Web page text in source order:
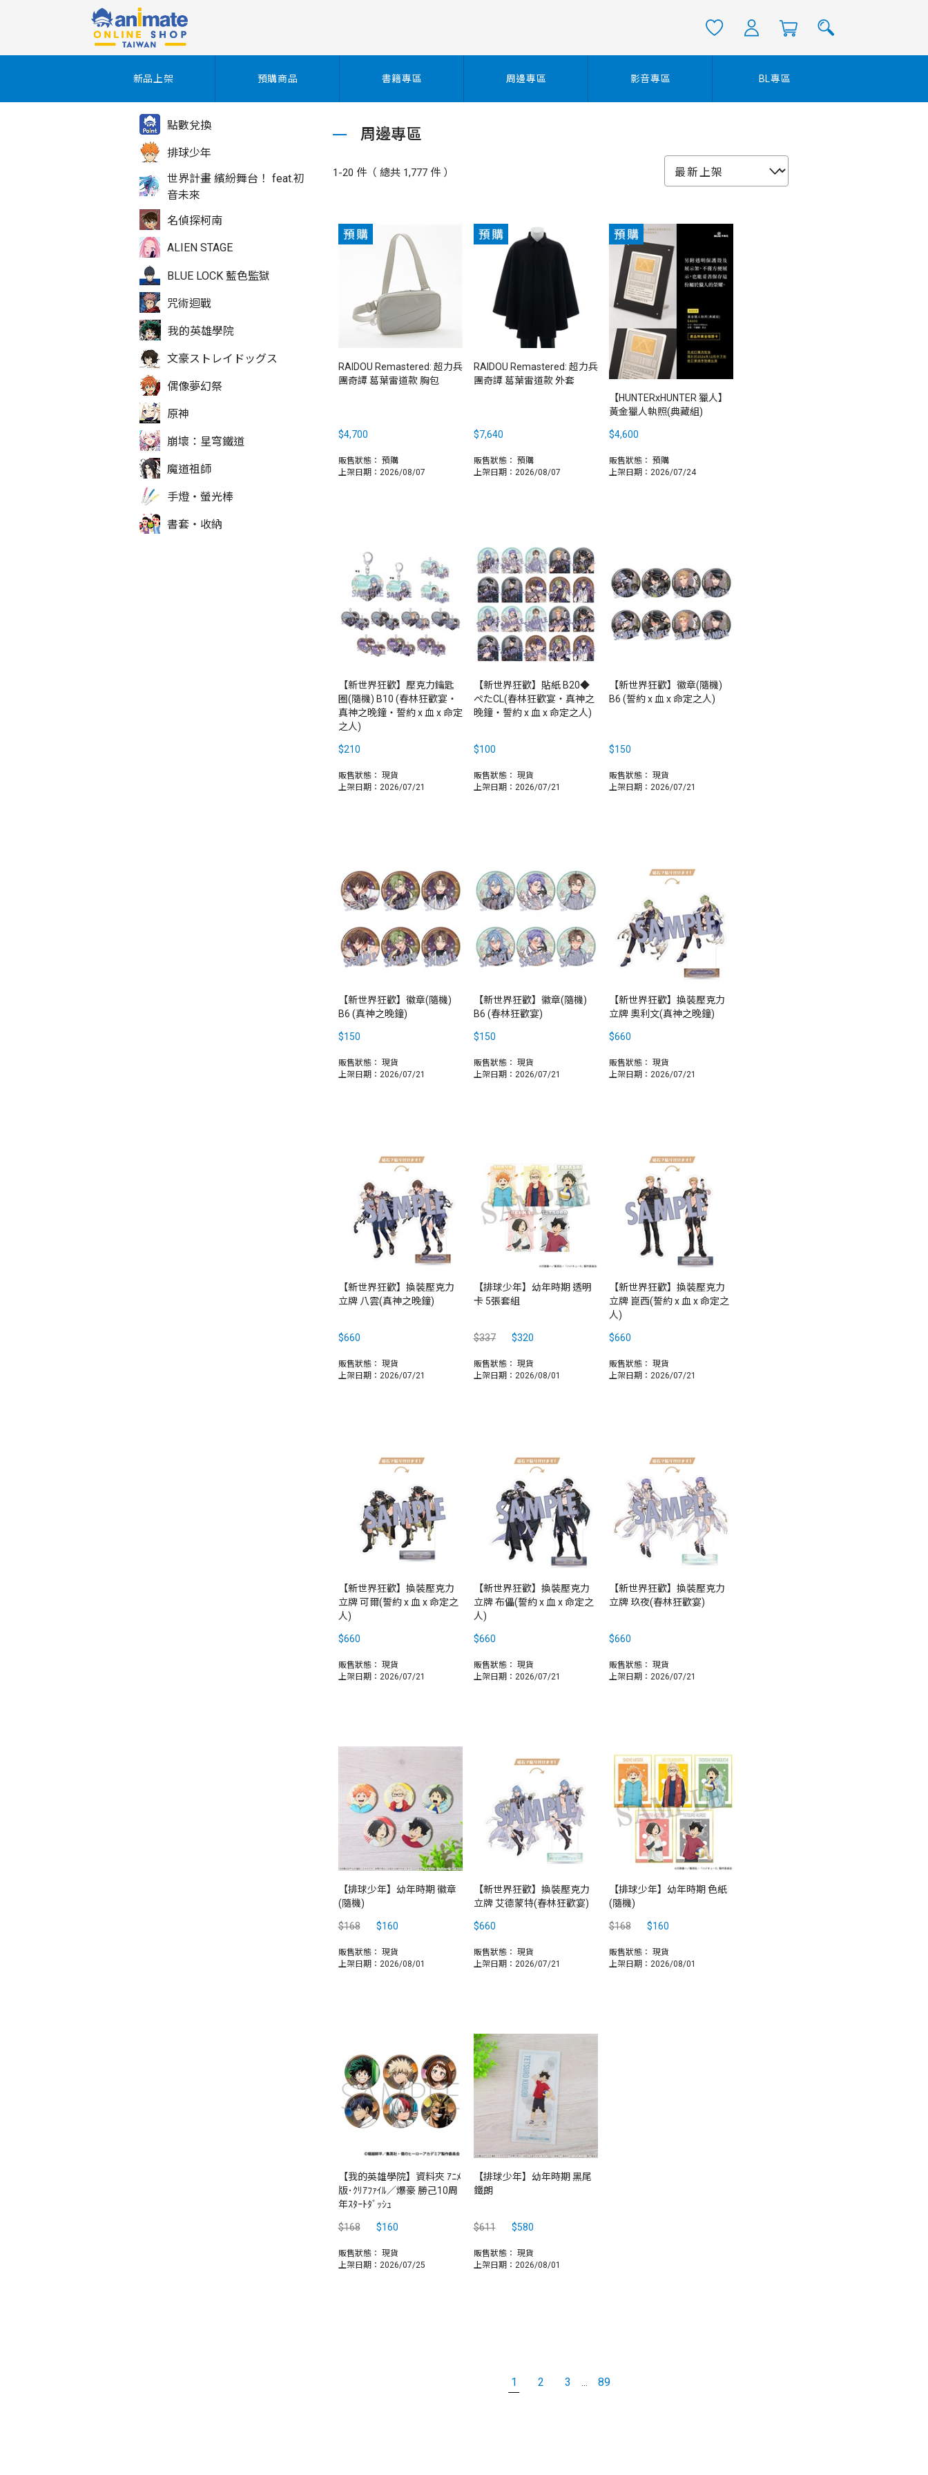
點數兌換
排球少年
世界計畫 繽紛舞台！ feat.初
音未來
名偵探柯南
ALIEN STAGE
BLUE LOCK 藍色監獄
咒術迴戰
我的英雄學院
文豪ストレイドッグス
偶像夢幻祭
原神
崩壞：星穹鐵道
魔道祖師
手燈‧螢光棒
書套‧收納
新品上架 預購商品 書籍專區 周邊專區 影音專區 BL專區
周邊專區
1-20 件（ 總共 1,777 件 ）
RAIDOU Remastered: 超力兵
團奇譚 葛葉雷道款 胸包
$4,700
販售狀態： 預購
上架日期：2026/08/07
RAIDOU Remastered: 超力兵
團奇譚 葛葉雷道款 外套
$7,640
販售狀態： 預購
上架日期：2026/08/07
【HUNTERxHUNTER 獵人】
黃金獵人執照(典藏組)
$4,600
販售狀態： 預購
上架日期：2026/07/24
【新世界狂歡】壓克力鑰匙
圈(隨機) B10 (春林狂歡宴‧
真神之晚鐘‧誓約 x 血 x 命定
之人)
$210
販售狀態： 現貨
上架日期：2026/07/21
【新世界狂歡】貼紙 B20◆
ぺたCL(春林狂歡宴‧真神之
晚鐘‧誓約 x 血 x 命定之人)
$100
販售狀態： 現貨
上架日期：2026/07/21
【新世界狂歡】徽章(隨機)
B6 (誓約 x 血 x 命定之人)
$150
販售狀態： 現貨
上架日期：2026/07/21
【新世界狂歡】徽章(隨機)
B6 (真神之晚鐘)
$150
販售狀態： 現貨
上架日期：2026/07/21
【新世界狂歡】徽章(隨機)
B6 (春林狂歡宴)
$150
販售狀態： 現貨
上架日期：2026/07/21
【新世界狂歡】換裝壓克力
立牌 奧利文(真神之晚鐘)
$660
販售狀態： 現貨
上架日期：2026/07/21
【新世界狂歡】換裝壓克力
立牌 八雲(真神之晚鐘)
$660
販售狀態： 現貨
上架日期：2026/07/21
【排球少年】幼年時期 透明
卡 5張套組
$337 $320
販售狀態： 現貨
上架日期：2026/08/01
【新世界狂歡】換裝壓克力
立牌 崑西(誓約 x 血 x 命定之
人)
$660
販售狀態： 現貨
上架日期：2026/07/21
【新世界狂歡】換裝壓克力
立牌 可爾(誓約 x 血 x 命定之
人)
$660
販售狀態： 現貨
上架日期：2026/07/21
【新世界狂歡】換裝壓克力
立牌 布儡(誓約 x 血 x 命定之
人)
$660
販售狀態： 現貨
上架日期：2026/07/21
【新世界狂歡】換裝壓克力
立牌 玖夜(春林狂歡宴)
$660
販售狀態： 現貨
上架日期：2026/07/21
【排球少年】幼年時期 徽章
(隨機)
$168 $160
販售狀態： 現貨
上架日期：2026/08/01
【新世界狂歡】換裝壓克力
立牌 艾德蒙特(春林狂歡宴)
$660
販售狀態： 現貨
上架日期：2026/07/21
【排球少年】幼年時期 色紙
(隨機)
$168 $160
販售狀態： 現貨
上架日期：2026/08/01
【我的英雄學院】資料夾 ｱﾆﾒ
版･ｸﾘｱﾌｧｲﾙ／爆豪 勝己10周
年ｽﾀｰﾄﾀﾞｯｼｭ
$168 $160
販售狀態： 現貨
上架日期：2026/07/25
【排球少年】幼年時期 黑尾
鐵朗
$611 $580
販售狀態： 現貨
上架日期：2026/08/01
1 2 3 ... 89